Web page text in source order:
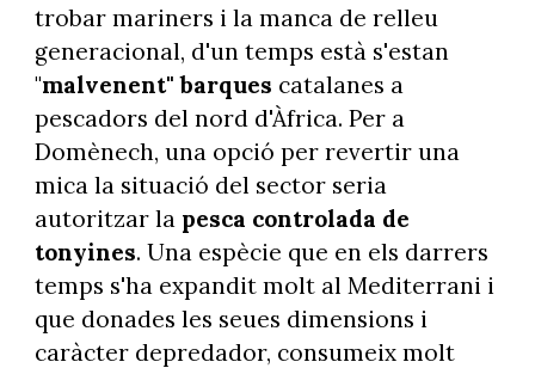
trobar mariners i la manca de relleu
generacional, d'un temps està s'estan
"malvenent" barques catalanes a
pescadors del nord d'Àfrica. Per a
Domènech, una opció per revertir una
mica la situació del sector seria
autoritzar la pesca controlada de
tonyines. Una espècie que en els darrers
temps s'ha expandit molt al Mediterrani i
que donades les seues dimensions i
caràcter depredador, consumeix molt